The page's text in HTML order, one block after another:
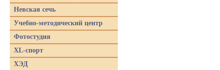
Невская сечь
Учебно-методический центр
Фотостудия
XL-спорт
ХЭД